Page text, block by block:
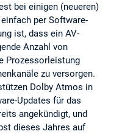
bei einigen (neueren)
per Software-
ist, dass ein AV-
Anzahl von
Prozessorleistung
zu versorgen.
Dolby Atmos in
Updates für das
angekündigt, und
dieses Jahres auf